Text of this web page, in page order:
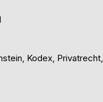
Kodex, Privatrecht,